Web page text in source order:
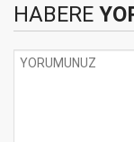
HABERE